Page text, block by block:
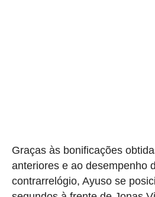
Graças às bonificações
anteriores e ao desempenho
contrarrelógio, Ayuso se